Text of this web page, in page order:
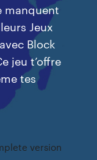
manquent
Jeux
Block
jeu t’offre
tes
version